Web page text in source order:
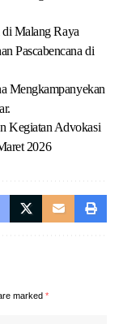
Malang Raya
Pascabencana di
Mengkampanyekan
Kegiatan Advokasi
2026
marked *